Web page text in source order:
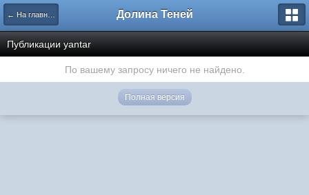
← На главную Долина Теней
Публикации yantar
По вашему запросу ничего не найдено.
Полная версия